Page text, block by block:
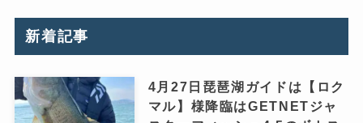
新着記事
4月27日琵琶湖ガイドは【ロク
マル】様降臨はGETNETジャ